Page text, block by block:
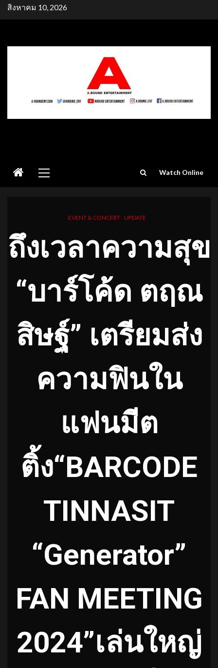
Skipสิงหาคม 10, 2026
Menu
Watch Online
EVENT & CONCERT UPDATE
ถึงเวลาความสุข
“บาร์โค้ด ตฤณ
สิษฐ์” เตรียมส่ง
ความฟินใน
แฟนมีต
ติ้ง“BARCODE
TINNASIT
“Generator”
FAN MEETING
2024”เล่นใหญ่